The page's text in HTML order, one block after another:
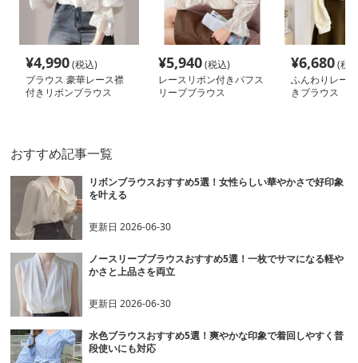
¥4,990(税込)
ブラウス 豪華レース襟
付きリボンブラウス
¥5,940(税込)
レースリボン付きパフス
リーブブラウス
¥6,680(税
ふんわりレー
きブラウス
おすすめ記事一覧
リボンブラウスおすすめ5選！女性らしい華やかさで好印象
を叶える
更新日2026-06-30
ノースリーブブラウスおすすめ5選！一枚でサマになる軽や
かさと上品さを両立
更新日2026-06-30
水色ブラウスおすすめ5選！爽やかな印象で着回しやすく普
段使いにも対応